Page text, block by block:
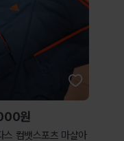
원
스 컴뱃스포츠 마샬아